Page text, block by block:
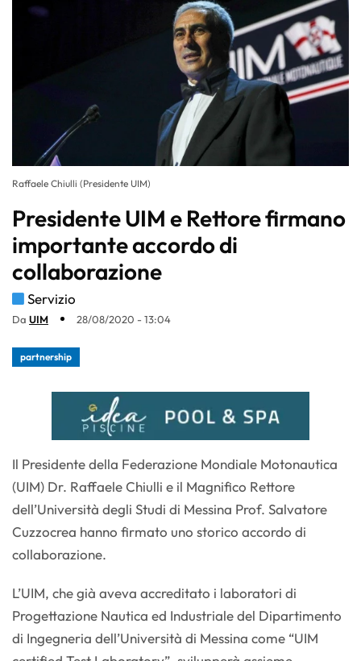
Raffaele Chiulli (Presidente UIM)
Presidente UIM e Rettore firmano
importante accordo di
collaborazione
Servizio
Da UIM 28/08/2020 - 13:04
partnership
Il Presidente della Federazione Mondiale Motonautica
(UIM) Dr. Raffaele Chiulli e il Magnifico Rettore
dell’Università degli Studi di Messina Prof. Salvatore
Cuzzocrea hanno firmato uno storico accordo di
collaborazione.
L’UIM, che già aveva accreditato i laboratori di
Progettazione Nautica ed Industriale del Dipartimento
di Ingegneria dell’Università di Messina come “UIM